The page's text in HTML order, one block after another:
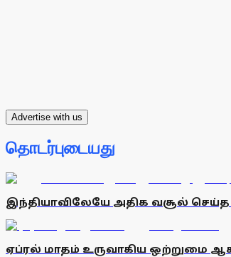
Advertise with us
தொடர்புடையது
இந்தியாவிலேயே அதிக வசூல்
ஏப்ரல் மாதம் உருவாகிய ஒற்றுமை